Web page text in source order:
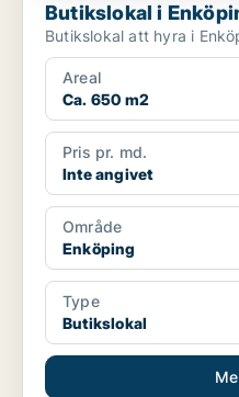
Butikslokal i
Butikslokal att hyra i
Areal
Ca. 650 m2
Pris pr. md.
Inte angivet
Område
Enköping
Type
Butikslokal